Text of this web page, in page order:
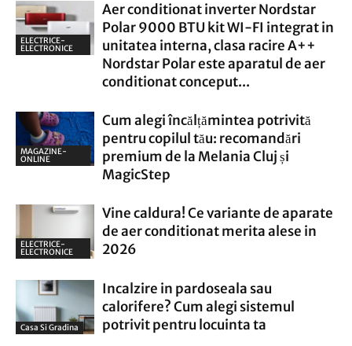
ELECTRICE-
ELECTRONICE
Aer conditionat inverter Nordstar
Polar 9000 BTU kit WI-FI integrat in
unitatea interna, clasa racire A++
Nordstar Polar este aparatul de aer
conditionat conceput...
MAGAZINE-
ONLINE
Cum alegi încălțămintea potrivită
pentru copilul tău: recomandări
premium de la Melania Cluj și
MagicStep
ELECTRICE-
ELECTRONICE
Vine caldura! Ce variante de aparate
de aer conditionat merita alese in
2026
Casa Si Gradina
Incalzire in pardoseala sau
calorifere? Cum alegi sistemul
potrivit pentru locuinta ta